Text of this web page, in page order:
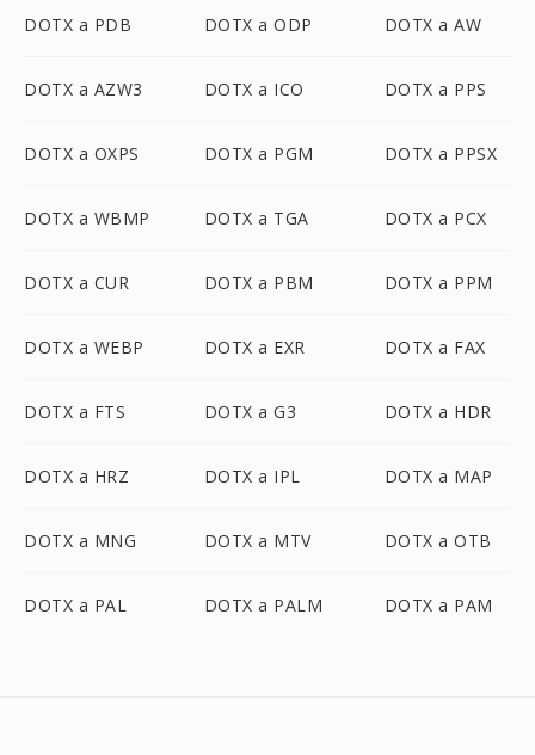
DOTX a PDB DOTX a ODP DOTX a AW
DOTX a AZW3 DOTX a ICO DOTX a PPS
DOTX a OXPS DOTX a PGM DOTX a PPSX
DOTX a WBMP DOTX a TGA DOTX a PCX
DOTX a CUR DOTX a PBM DOTX a PPM
DOTX a WEBP DOTX a EXR DOTX a FAX
DOTX a FTS DOTX a G3 DOTX a HDR
DOTX a HRZ DOTX a IPL DOTX a MAP
DOTX a MNG DOTX a MTV DOTX a OTB
DOTX a PAL DOTX a PALM DOTX a PAM